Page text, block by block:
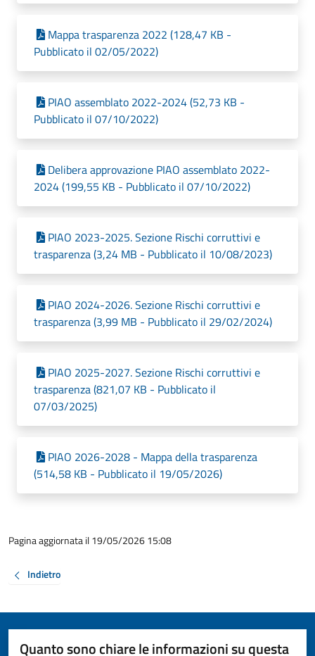
Mappa trasparenza 2022 (128,47 KB -
Pubblicato il 02/05/2022)
PIAO assemblato 2022-2024 (52,73 KB -
Pubblicato il 07/10/2022)
Delibera approvazione PIAO assemblato 2022-
2024 (199,55 KB - Pubblicato il 07/10/2022)
PIAO 2023-2025. Sezione Rischi corruttivi e
trasparenza (3,24 MB - Pubblicato il 10/08/2023)
PIAO 2024-2026. Sezione Rischi corruttivi e
trasparenza (3,99 MB - Pubblicato il 29/02/2024)
PIAO 2025-2027. Sezione Rischi corruttivi e
trasparenza (821,07 KB - Pubblicato il
07/03/2025)
PIAO 2026-2028 - Mappa della trasparenza
(514,58 KB - Pubblicato il 19/05/2026)
Pagina aggiornata il 19/05/2026 15:08
Indietro
Quanto sono chiare le informazioni su questa